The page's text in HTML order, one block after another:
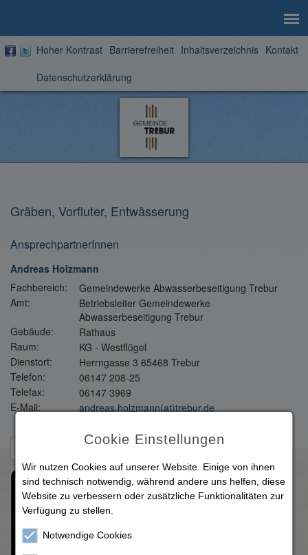
Hoher Kontrast Barrierefreiheit Inhaltsverzeichnis Kontakt
Datenschutzerklärung
Zur
Startseite
Gräben, Vorfluter, Entwässerung
AnsprechpartnerInnen
Andreas Holzmann
Fachbereich:
Gemeindewerke Abwasserbeseitigung Trebur
Amt:
Betriebsleiter Gemeindewerke
Abwasserbeseitigung Trebur
Gebäude:
Rathaus
Raum:
KG - Westflügel
Dienstort:
Herrngasse 3 65468 Trebur
Telefon:
06147 208-25
Telefax:
06147 3969
E-Mail:
andreas.holzmann(at)trebur.de
Zurück zur Übersicht
Cookie Einstellungen
Wir nutzen Cookies auf unserer Website. Einige von ihnen
sind technisch notwendig, während andere uns helfen, diese
Website zu verbessern oder zusätzliche Funktionalitäten zur
Verfügung zu stellen.
Notwendige Cookies